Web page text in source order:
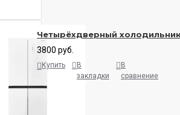
Четырёхдверный холодильник
3800 руб.
Купить
В
закладки
В
сравнение